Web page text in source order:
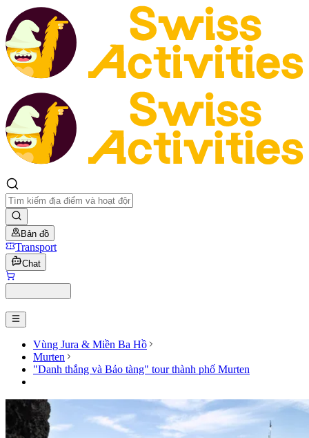
Bản đồ
Transport
Chat
Vùng Jura & Miền Ba Hồ
Murten
"Danh thắng và Bảo tàng" tour thành phố Murten